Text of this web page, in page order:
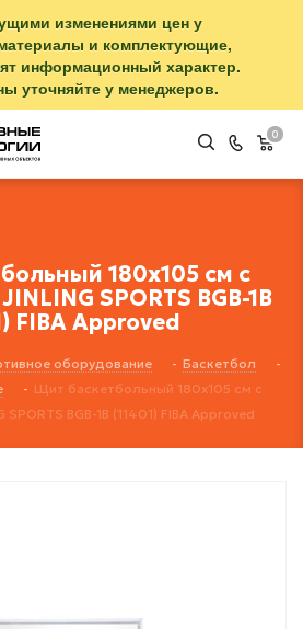
изменениями цен у
и комплектующие,
информационный характер.
уточняйте у менеджеров.
0
180х105 см с
SPORTS BGB-1B
FIBA Approved
оборудование - Баскетбол
-
- Щит баскетбольный 180х105 см с
BGB-1B (11401) FIBA Approved